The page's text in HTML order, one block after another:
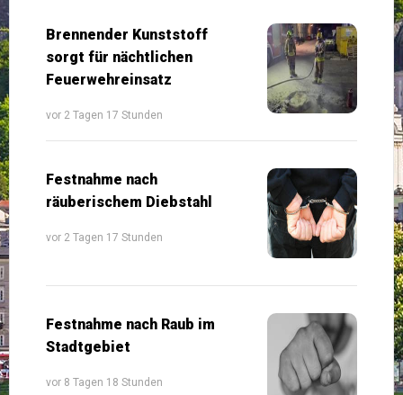
Brennender Kunststoff
sorgt für nächtlichen
Feuerwehreinsatz
vor 2 Tagen 17 Stunden
Festnahme nach
räuberischem Diebstahl
vor 2 Tagen 17 Stunden
Festnahme nach Raub im
Stadtgebiet
vor 8 Tagen 18 Stunden